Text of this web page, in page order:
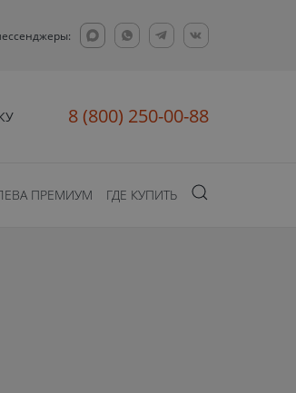
8 (800) 250-00-88
ПРЕМИУМ ГДЕ КУПИТЬ